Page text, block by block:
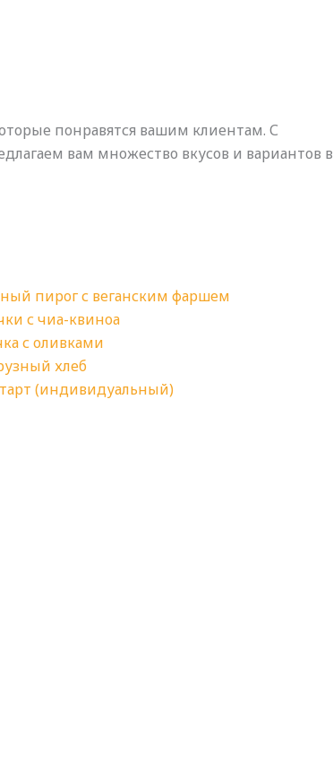
понравятся вашим клиентам. С
вам множество вкусов и вариантов в
пирог с веганским фаршем
с чиа-квиноа
с оливками
хлеб
(индивидуальный)